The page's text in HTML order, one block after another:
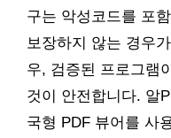
구는 악성코드를 포
보장하지 않는 경우
우, 검증된 프로그램
것이 안전합니다. 알
국형 PDF 뷰어를 사